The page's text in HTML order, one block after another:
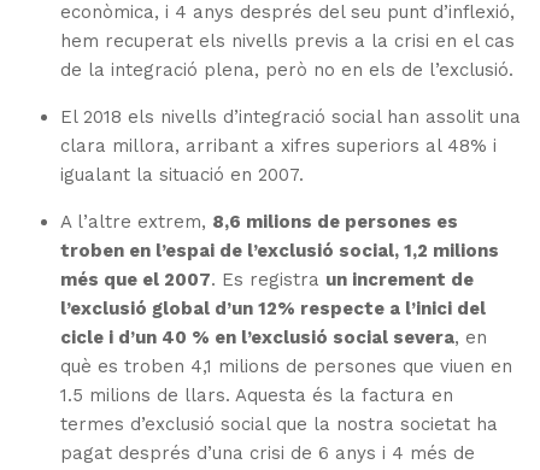
econòmica, i 4 anys després del seu punt d’inflexió,
hem recuperat els nivells previs a la crisi en el cas
de la integració plena, però no en els de l’exclusió.
El 2018 els nivells d’integració social han assolit una
clara millora, arribant a xifres superiors al 48% i
igualant la situació en 2007.
A l’altre extrem, 8,6 milions de persones es
troben en l’espai de l’exclusió social, 1,2 milions
més que el 2007. Es registra un increment de
l’exclusió global d’un 12% respecte a l’inici del
cicle i d’un 40 % en l’exclusió social severa, en
què es troben 4,1 milions de persones que viuen en
1.5 milions de llars. Aquesta és la factura en
termes d’exclusió social que la nostra societat ha
pagat després d’una crisi de 6 anys i 4 més de